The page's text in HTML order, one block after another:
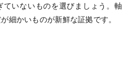
ていないものを選びましょう。軸
細かいものが新鮮な証拠です。